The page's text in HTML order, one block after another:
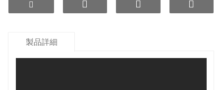
荷を与え、その溶媒容量を高め、栄養吸収を促進し
中の有害な細菌を抑制し、その安全性を確保するの
水を活性化：水の分子構造を活性化し、透過性を改
製品詳細